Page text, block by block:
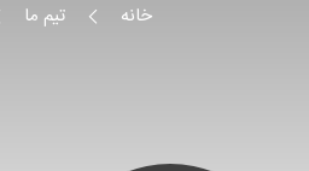
خانه تیم ما